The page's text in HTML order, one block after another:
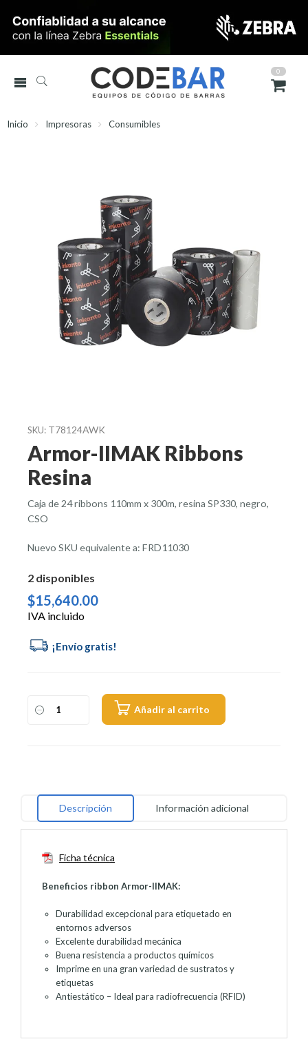
0
Inicio Impresoras Consumibles
SKU: T78124AWK
Armor-IIMAK Ribbons
Resina
Caja de 24 ribbons 110mm x 300m, resina SP330, negro,
CSO
Nuevo SKU equivalente a: FRD11030
2 disponibles
$15,640.00
IVA incluido
Añadir al carrito
Descripción Información adicional
Ficha técnica
Beneficios ribbon Armor-IIMAK:
Durabilidad excepcional para etiquetado en
entornos adversos
Excelente durabilidad mecánica
Buena resistencia a productos químicos
Imprime en una gran variedad de sustratos y
etiquetas
Antiestático – Ideal para radiofrecuencia (RFID)